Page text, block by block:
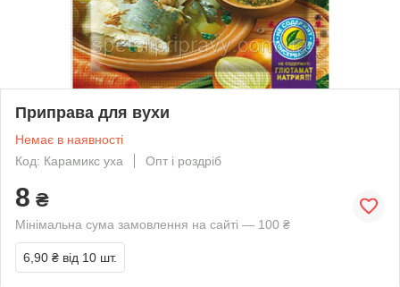
Приправа для вухи
Немає в наявності
Код: Карамикс уха
Опт і роздріб
8 ₴
Мінімальна сума замовлення на сайті — 100 ₴
6,90 ₴ від 10 шт.